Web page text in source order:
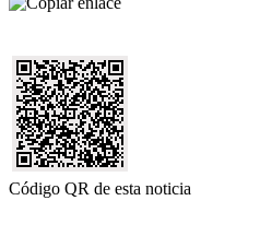
Código QR de esta noticia